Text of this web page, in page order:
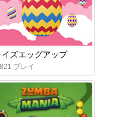
イズエッグアップ
プレイ